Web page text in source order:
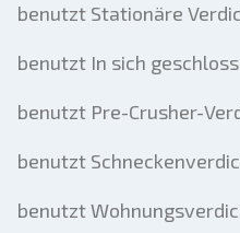
benutzt Stationäre
benutzt In sich
benutzt Pre-Crusher-
benutzt
benutzt